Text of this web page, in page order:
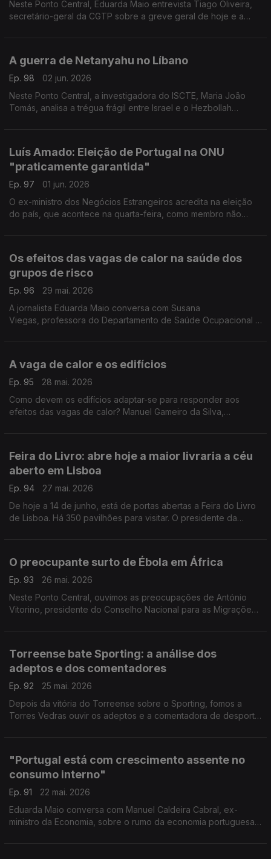
Neste Ponto Central, Eduarda Maio entrevista Tiago Oliveira,
secretário-geral da CGTP sobre a greve geral de hoje e a
A guerra de Netanyahu no Líbano
Ep. 98
02 jun. 2026
Neste Ponto Central, a investigadora do ISCTE, Maria João
Tomás, analisa a trégua frágil entre Israel e o Hezbollah
Luís Amado: Eleição de Portugal na ONU
"praticamente garantida"
Ep. 97
01 jun. 2026
O ex-ministro dos Negócios Estrangeiros acredita na eleição
do país, que acontece na quarta-feira, como membro não
Os efeitos das vagas de calor na saúde dos
grupos de risco
Ep. 96
29 mai. 2026
A jornalista Eduarda Maio conversa com Susana
Viegas, professora do Departamento de Saúde Ocupacional e
A vaga de calor e os edifícios
Ep. 95
28 mai. 2026
Como devem os edifícios adaptar-se para responder aos
efeitos das vagas de calor? Manuel Gameiro da Silva,
Feira do Livro: abre hoje a maior livraria a céu
aberto em Lisboa
Ep. 94
27 mai. 2026
De hoje a 14 de junho, está de portas abertas a Feira do Livro
de Lisboa. Há 350 pavilhões para visitar. O presidente da
O preocupante surto de Ébola em África
Ep. 93
26 mai. 2026
Neste Ponto Central, ouvimos as preocupações de António
Vitorino, presidente do Conselho Nacional para as Migrações
Torreense bate Sporting: a análise dos
adeptos e dos comentadores
Ep. 92
25 mai. 2026
Depois da vitória do Torreense sobre o Sporting, fomos a
Torres Vedras ouvir os adeptos e a comentadora de desporto
"Portugal está com crescimento assente no
consumo interno"
Ep. 91
22 mai. 2026
Eduarda Maio conversa com Manuel Caldeira Cabral, ex-
ministro da Economia, sobre o rumo da economia portuguesa,